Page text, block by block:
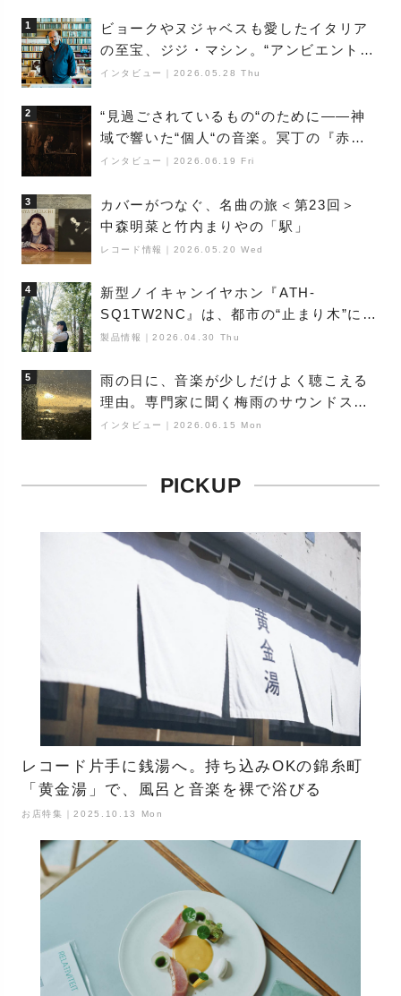
1
ビョークやヌジャベスも愛したイタリア
の至宝、ジジ・マシン。“アンビエントの
巨匠”が明かす創作の原点と、「動き」に
インタビュー 2026.05.28 Thu
2
“見過ごされているもの“のために――神
域で響いた“個人“の音楽。冥丁の『赤城
夜神楽』をレポート
インタビュー 2026.06.19 Fri
3
カバーがつなぐ、名曲の旅＜第23回＞
中森明菜と竹内まりやの「駅」
レコード情報 2026.05.20 Wed
4
新型ノイキャンイヤホン『ATH-
SQ1TW2NC』は、都市の“止まり木”にな
り得るーシンガーソングライター浮
製品情報 ｜2026.04.30 Thu
5
雨の日に、音楽が少しだけよく聴こえる
理由。専門家に聞く梅雨のサウンドス
ケープ
インタビュー 2026.06.15 Mon
PICKUP
レコード片手に銭湯へ。持ち込みOKの錦糸町
「黄金湯」で、風呂と音楽を裸で浴びる
お店特集｜2025.10.13 Mon